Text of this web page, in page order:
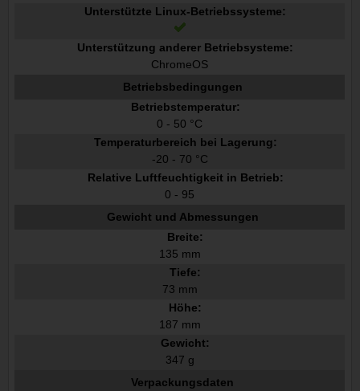
Unterstützte Linux-Betriebssysteme:
Unterstützung anderer Betriebsysteme:
ChromeOS
Betriebsbedingungen
Betriebstemperatur:
0 - 50 °C
Temperaturbereich bei Lagerung:
-20 - 70 °C
Relative Luftfeuchtigkeit in Betrieb:
0 - 95
Gewicht und Abmessungen
Breite:
135 mm
Tiefe:
73 mm
Höhe:
187 mm
Gewicht:
347 g
Verpackungsdaten